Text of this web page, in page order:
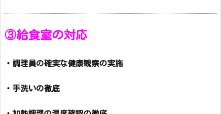
③給食室の対応
・調理員の確実な健康観察の実施
・手洗いの徹底